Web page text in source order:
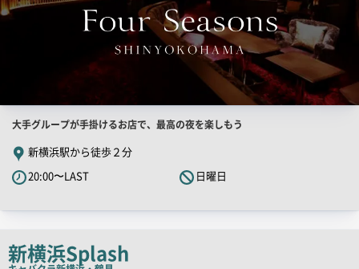
店
舗
PR
キ
コ
大手グループが手掛けるお店で、最高の夜を楽しもう
新横浜駅から徒歩２分
20:00〜LAST
日曜日
新横浜Splash